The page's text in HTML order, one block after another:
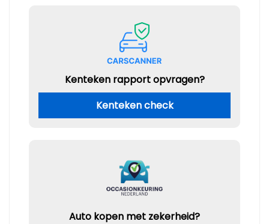
Kenteken rapport opvragen?
Kenteken check
Auto kopen met zekerheid?